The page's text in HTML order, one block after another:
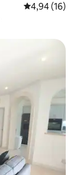
4,94 de uma
4,94 (16)